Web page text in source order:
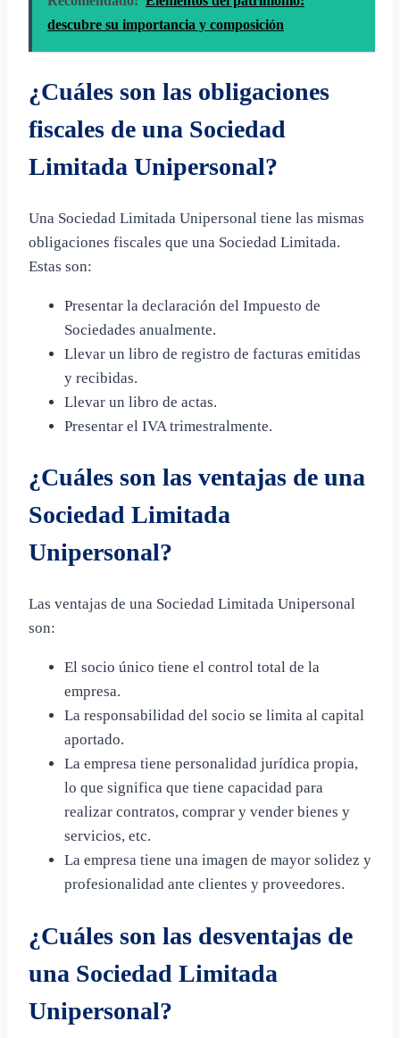
descubre su importancia y composición
¿Cuáles son las obligaciones
fiscales de una Sociedad
Limitada Unipersonal?
Una Sociedad Limitada Unipersonal tiene las mismas
obligaciones fiscales que una Sociedad Limitada.
Estas son:
Presentar la declaración del Impuesto de
Sociedades anualmente.
Llevar un libro de registro de facturas emitidas
y recibidas.
Llevar un libro de actas.
Presentar el IVA trimestralmente.
¿Cuáles son las ventajas de una
Sociedad Limitada
Unipersonal?
Las ventajas de una Sociedad Limitada Unipersonal
son:
El socio único tiene el control total de la
empresa.
La responsabilidad del socio se limita al capital
aportado.
La empresa tiene personalidad jurídica propia,
lo que significa que tiene capacidad para
realizar contratos, comprar y vender bienes y
servicios, etc.
La empresa tiene una imagen de mayor solidez y
profesionalidad ante clientes y proveedores.
¿Cuáles son las desventajas de
una Sociedad Limitada
Unipersonal?